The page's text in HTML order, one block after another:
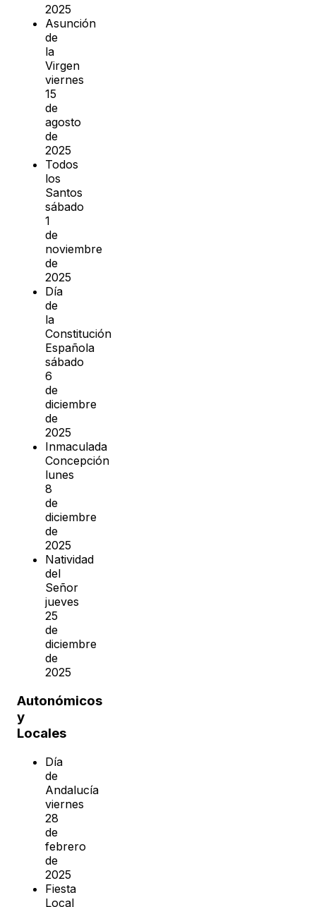
2025
Asunción
de
la
Virgen
viernes
15
de
agosto
de
2025
Todos
los
Santos
sábado
1
de
noviembre
de
2025
Día
de
la
Constitución
Española
sábado
6
de
diciembre
de
2025
Inmaculada
Concepción
lunes
8
de
diciembre
de
2025
Natividad
del
Señor
jueves
25
de
diciembre
de
2025
Autonómicos
y
Locales
Día
de
Andalucía
viernes
28
de
febrero
de
2025
Fiesta
Local